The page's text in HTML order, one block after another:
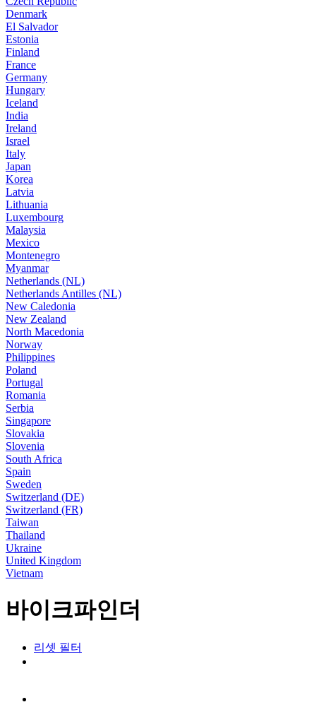
Denmark
El Salvador
Estonia
Finland
France
Germany
Hungary
Iceland
India
Ireland
Israel
Italy
Japan
Korea
Latvia
Lithuania
Luxembourg
Malaysia
Mexico
Montenegro
Myanmar
Netherlands (NL)
Netherlands Antilles (NL)
New Caledonia
New Zealand
North Macedonia
Norway
Philippines
Poland
Portugal
Romania
Serbia
Singapore
Slovakia
Slovenia
South Africa
Spain
Sweden
Switzerland (DE)
Switzerland (FR)
Taiwan
Thailand
Ukraine
United Kingdom
Vietnam
바이크파인더
리셋 필터